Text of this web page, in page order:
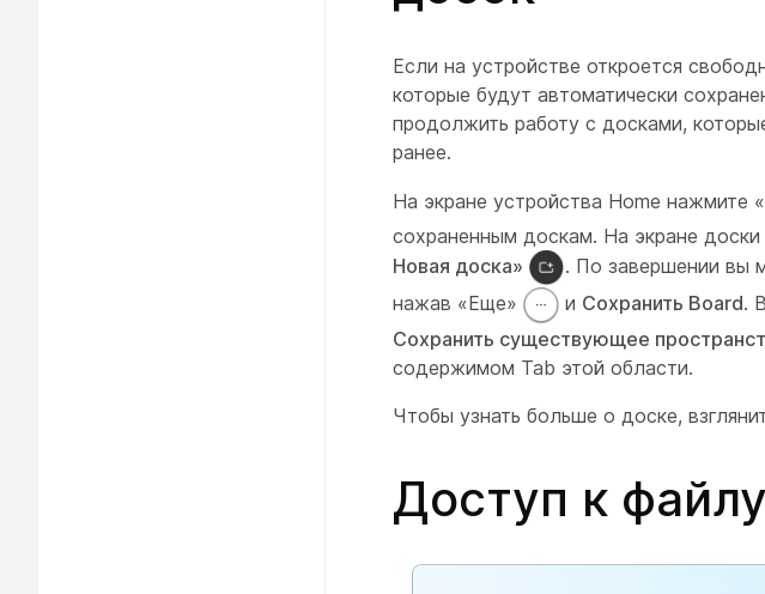
Если на устройстве откроется
которые будут автоматически
продолжить работу с досками,
ранее.
На экране устройства Home нажмите «
сохраненным доскам. На экране
Новая доска»
. По завершении вы
нажав «Еще»
и Сохранить Board.
Сохранить существующее
содержимом Tab этой области.
Чтобы узнать больше о доске,
Доступ к файлу